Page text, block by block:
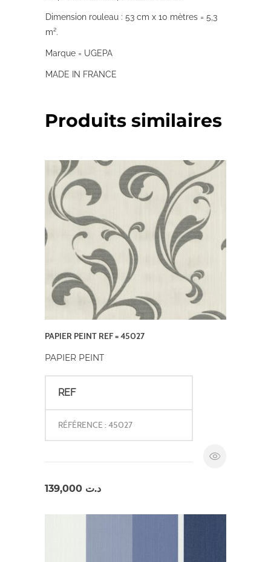
Dimension rouleau : 53 cm x 10 mètres = 5,3
m².
Marque = UGEPA
MADE IN FRANCE
Produits similaires
PAPIER PEINT REF = 45027
PAPIER PEINT
REF
RÉFÉRENCE : 45027
د.ت